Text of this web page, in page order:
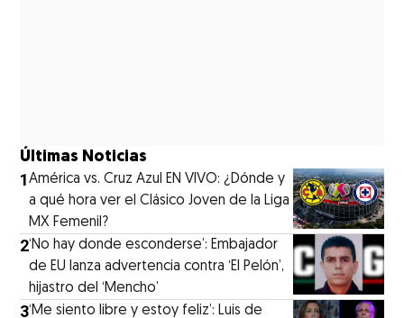
Últimas Noticias
1América vs. Cruz Azul EN VIVO: ¿Dónde y
a qué hora ver el Clásico Joven de la Liga
MX Femenil?
2‘No hay donde esconderse’: Embajador
de EU lanza advertencia contra ‘El Pelón’,
hijastro del ‘Mencho’
3‘Me siento libre y estoy feliz’: Luis de